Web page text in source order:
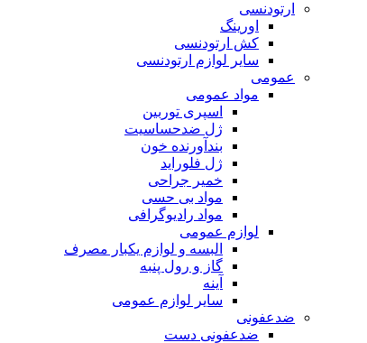
ارتودنسی
اورینگ
کش ارتودنسی
سایر لوازم ارتودنسی
عمومی
مواد عمومی
اسپری توربین
ژل ضدحساسیت
بندآورنده خون
ژل فلوراید
خمیر جراحی
مواد بی حسی
مواد رادیوگرافی
لوازم عمومی
البسه و لوازم یکبار مصرف
گاز و رول پنبه
آینه
سایر لوازم عمومی
ضدعفونی
ضدعفونی دست